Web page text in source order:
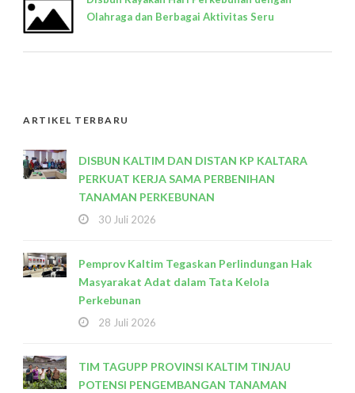
Olahraga dan Berbagai Aktivitas Seru
ARTIKEL TERBARU
DISBUN KALTIM DAN DISTAN KP KALTARA
PERKUAT KERJA SAMA PERBENIHAN
TANAMAN PERKEBUNAN
30 Juli 2026
Pemprov Kaltim Tegaskan Perlindungan Hak
Masyarakat Adat dalam Tata Kelola
Perkebunan
28 Juli 2026
TIM TAGUPP PROVINSI KALTIM TINJAU
POTENSI PENGEMBANGAN TANAMAN